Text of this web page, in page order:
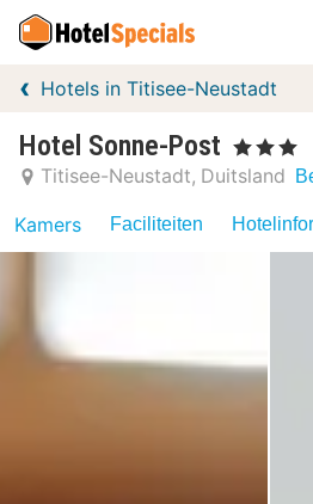
Hotels in Titisee-Neustadt
Hotel Sonne-Post , 3 Sterren
Titisee-Neustadt Duitsland
Kamers Faciliteiten